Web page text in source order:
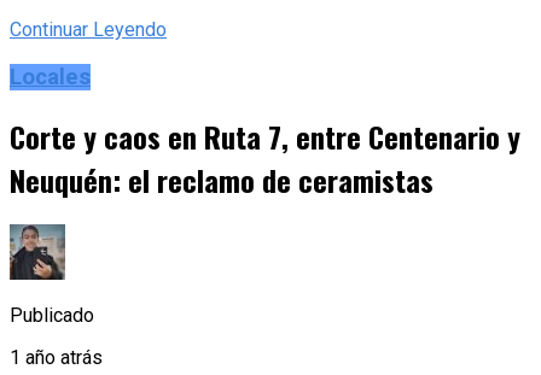
Continuar Leyendo
Locales
Corte y caos en Ruta 7, entre Centenario y
Neuquén: el reclamo de ceramistas
Publicado
1 año atrás